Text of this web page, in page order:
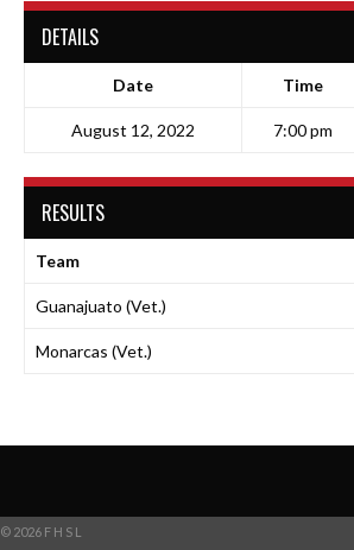
DETAILS
Date Time
August 12, 2022 7:00 pm
RESULTS
Team
Guanajuato (Vet.)
Monarcas (Vet.)
© 2026 F H S L